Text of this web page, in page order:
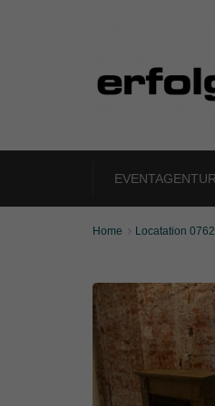
EVENTAGENTUR
Home  Locatation